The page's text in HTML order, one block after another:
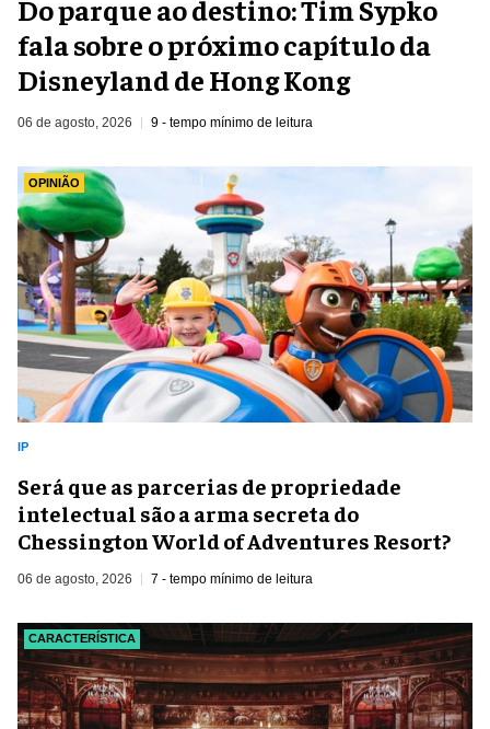
Do parque ao destino: Tim Sypko
fala sobre o próximo capítulo da
Disneyland de Hong Kong
06 de agosto, 2026 9 - tempo mínimo de leitura
IP
OPINIÃO
Será que as parcerias de propriedade
intelectual são a arma secreta do
Chessington World of Adventures Resort?
06 de agosto, 2026 7 - tempo mínimo de leitura
CARACTERÍSTICA